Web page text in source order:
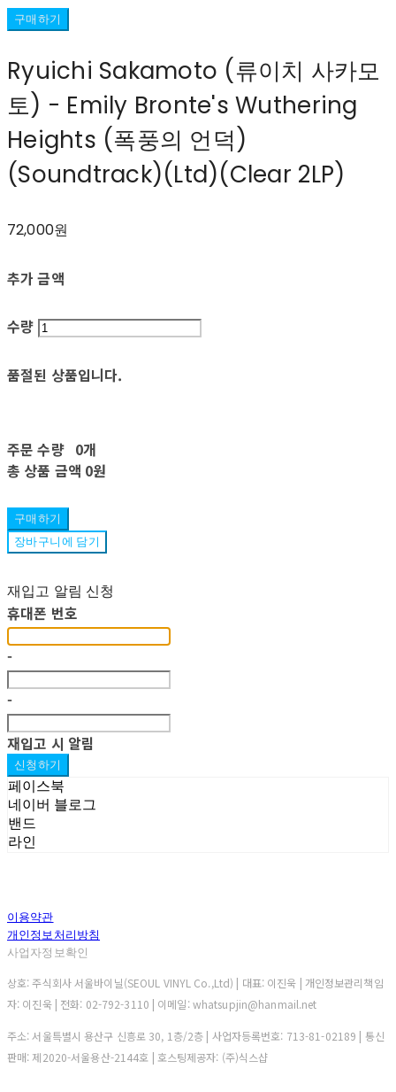
구매하기
Ryuichi Sakamoto (류이치 사카모
토) - Emily Bronte's Wuthering
Heights (폭풍의 언덕)
(Soundtrack)(Ltd)(Clear 2LP)
72,000원
추가 금액
수량
품절된 상품입니다.
주문 수량 0개
총 상품 금액 0원
구매하기
장바구니에 담기
재입고 알림 신청
휴대폰 번호
-
-
재입고 시 알림
신청하기
페이스북
네이버 블로그
밴드
라인
이용약관
개인정보처리방침
사업자정보확인
상호: 주식회사 서울바이닐(SEOUL VINYL Co.,Ltd) | 대표: 이진욱 | 개인정보관리책임
자: 이진욱 | 전화: 02-792-3110 | 이메일: whatsupjin@hanmail.net
주소: 서울특별시 용산구 신흥로 30, 1층/2층 | 사업자등록번호: 713-81-02189 | 통신
판매: 제2020-서울용산-2144호 | 호스팅제공자: (주)식스샵